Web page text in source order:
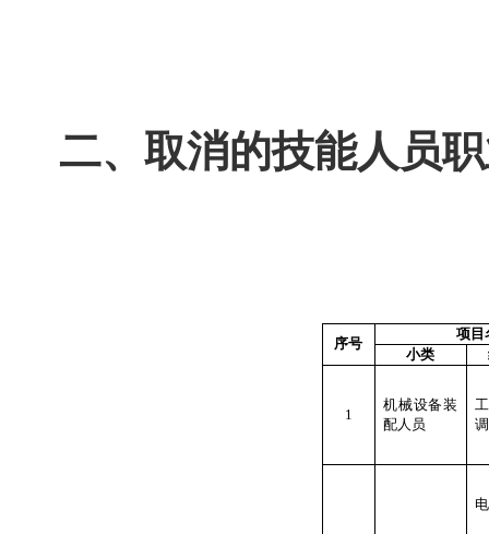
二、取消的技能人员
序号
项目
小类
1
机械设备装
配人员